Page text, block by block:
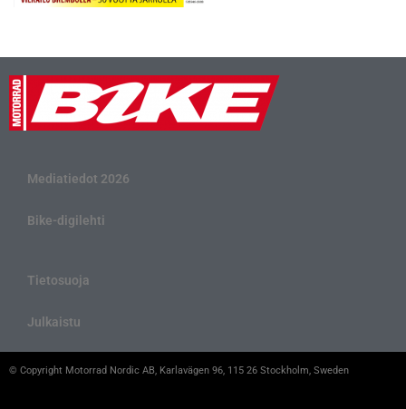
Mediatiedot 2026
Bike-digilehti
Tietosuoja
Julkaistu
© Copyright Motorrad Nordic AB, Karlavägen 96, 115 26 Stockholm, Sweden